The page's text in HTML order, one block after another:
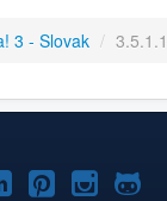
3 - Slovak / 3.5.1.1
Joomla!Joomla!
Joomla!